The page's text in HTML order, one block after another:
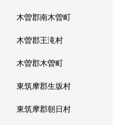
木曽郡南木曽町
木曽郡王滝村
木曽郡木曽町
東筑摩郡生坂村
東筑摩郡朝日村